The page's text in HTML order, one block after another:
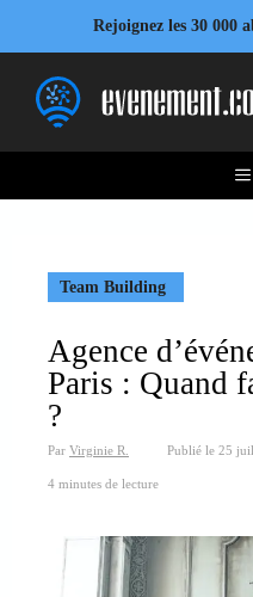
contenu
Rejoignez les 30 000
Team Building
Agence
Paris : Quand
?
Par Virginie R. Publié le 25
4 minutes de lecture